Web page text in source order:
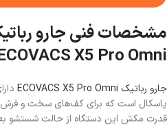
مشخصات فنی جارو
X5 Pro Omni
جارو رباتیک ECOVACS X5 Pro Omni
پاسکال است که برای کف‌های سخت و فرش‌ها
قدرت مکش این دستگاه از حالت شستشو